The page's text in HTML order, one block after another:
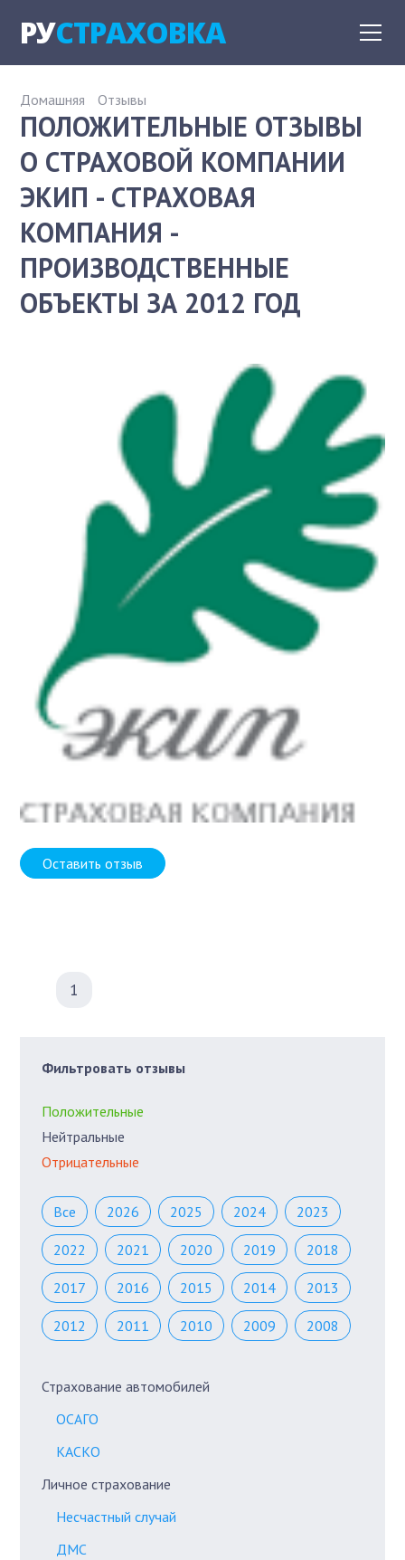
РУСТРАХОВКА
Домашняя Отзывы
ПОЛОЖИТЕЛЬНЫЕ ОТЗЫВЫ
О СТРАХОВОЙ КОМПАНИИ
ЭКИП - СТРАХОВАЯ
КОМПАНИЯ -
ПРОИЗВОДСТВЕННЫЕ
ОБЪЕКТЫ ЗА 2012 ГОД
Оставить отзыв
1
Фильтровать отзывы
Положительные
Нейтральные
Отрицательные
Все 2026 2025 2024 2023
2022 2021 2020 2019 2018
2017 2016 2015 2014 2013
2012 2011 2010 2009 2008
Страхование автомобилей
ОСАГО
КАСКО
Личное страхование
Несчастный случай
ДМС